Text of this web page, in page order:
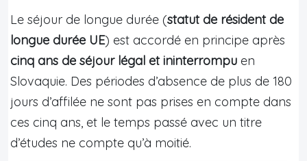
Le séjour de longue durée (statut de résident de
longue durée UE) est accordé en principe après
cinq ans de séjour légal et ininterrompu en
Slovaquie. Des périodes d’absence de plus de 180
jours d’affilée ne sont pas prises en compte dans
ces cinq ans, et le temps passé avec un titre
d’études ne compte qu’à moitié.